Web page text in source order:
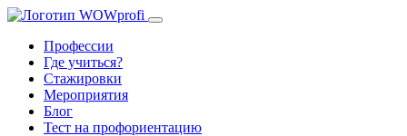
Профессии
Где учиться?
Стажировки
Мероприятия
Блог
Тест на профориентацию